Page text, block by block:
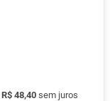
R$ 48,40 sem juros